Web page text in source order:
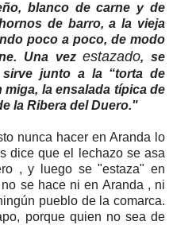
blanco de carne y de
de barro, a la vieja
poco a poco, de modo
Una vezestazado, se
junto a la “torta de
la ensalada típica de
la Ribera del Duero."
nunca hacer en Aranda lo
dice que el lechazo se asa
, y luego se "estaza" en
se hace ni en Aranda , ni
pueblo de la comarca.
porque quien no sea de